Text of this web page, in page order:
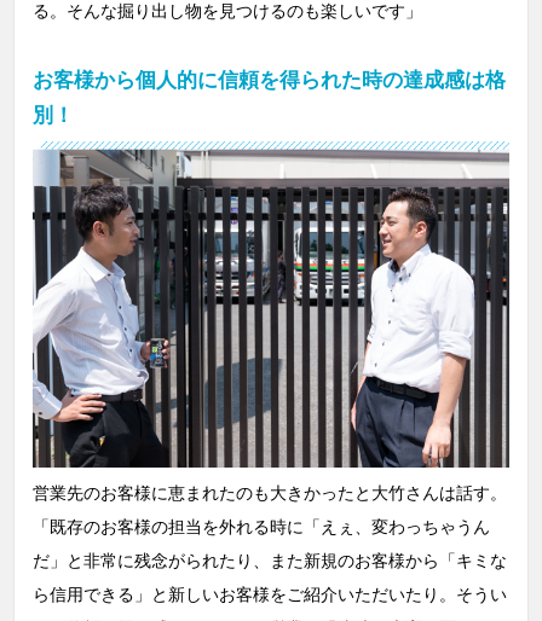
る。そんな掘り出し物を見つけるのも楽しいです」
お客様から個人的に信頼を得られた時の達成感は格
別！
営業先のお客様に恵まれたのも大きかったと大竹さんは話す。
「既存のお客様の担当を外れる時に「えぇ、変わっちゃうん
だ」と非常に残念がられたり、また新規のお客様から「キミな
ら信用できる」と新しいお客様をご紹介いただいたり。そうい